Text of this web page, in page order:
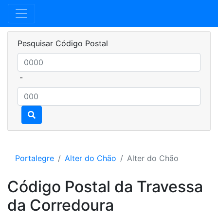
Pesquisar Código Postal
-
Portalegre Alter do Chão Alter do Chão
Código Postal da Travessa
da Corredoura